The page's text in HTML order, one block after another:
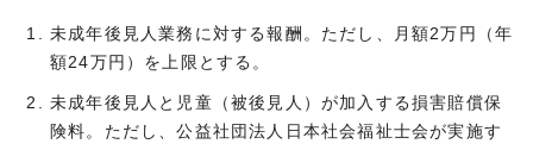
未成年後見人業務に対する報酬。ただし、月額2万円（年
額24万円）を上限とする。
未成年後見人と児童（被後見人）が加入する損害賠償保
険料。ただし、公益社団法人日本社会福祉士会が実施す